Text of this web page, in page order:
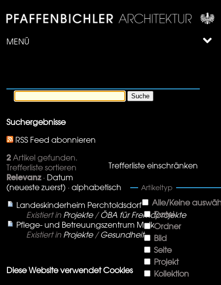
MENÜ
Suchergebnisse
RSS Feed abonnieren
2 Artikel gefunden.
Trefferliste einschränken
Artikeltyp
Alle/Keine
Datei
Ordner
Bild
Seite
Projekt
Kollektion
Trefferliste sortieren
Relevanz · Datum
(neueste zuerst) · alphabetisch
Landeskinderheim Perchtoldsdorf
Existiert in Projekte / ÖBA für Fremdprojekte
Pflege- und Betreuungszentrum Melk
Existiert in Projekte / Gesundheit
Diese Website verwendet Cookies